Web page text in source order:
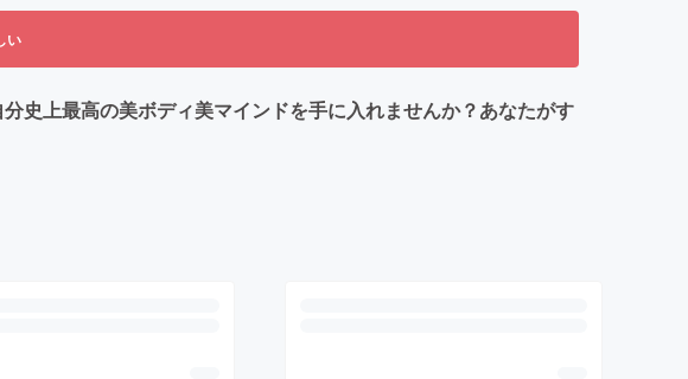
い
史上最高の美ボディ美マインドを手に入れませんか？あなたがす